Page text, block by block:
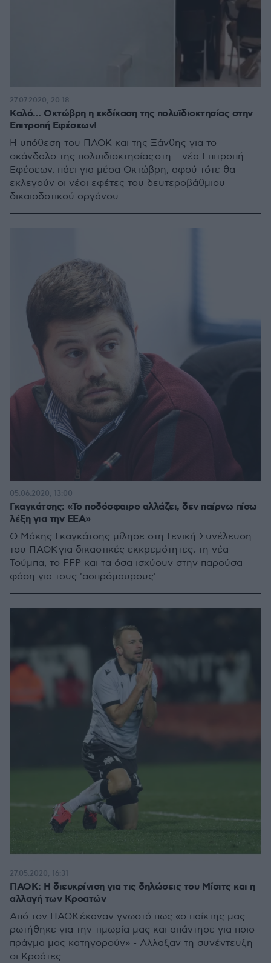
Καλό… Οκτώβρη η εκδίκαση της πολυϊδιοκτησίας στην
Επιτροπή Εφέσεων!
Η υπόθεση του ΠΑΟΚ και της Ξάνθης για το
σκάνδαλο της πολυϊδιοκτησίας στη… νέα Επιτροπή
Εφέσεων, πάει για μέσα Οκτώβρη, αφού τότε θα
εκλεγούν οι νέοι εφέτες του δευτεροβάθμιου
δικαιοδοτικού οργάνου
27.07.2020, 20:18
Γκαγκάτσης: «Το ποδόσφαιρο αλλάζει, δεν παίρνω πίσω
λέξη για την ΕΕΑ»
Ο Μάκης Γκαγκάτσης μίλησε στη Γενική Συνέλευση
του ΠΑΟΚ για δικαστικές εκκρεμότητες, τη νέα
Τούμπα, το FFP και τα όσα ισχύουν στην παρούσα
φάση για τους 'ασπρόμαυρους'
05.06.2020, 13:00
ΠΑΟΚ: Η διευκρίνιση για τις δηλώσεις του Μίσιτς και η
αλλαγή των Κροατών
Από τον ΠΑΟΚ έκαναν γνωστό πως «ο παίκτης μας
ρωτήθηκε για την τιμωρία μας και απάντησε για ποιο
πράγμα μας κατηγορούν» - Aλλαξαν τη συνέντευξη
οι Κροάτες...
27.05.2020, 16:31